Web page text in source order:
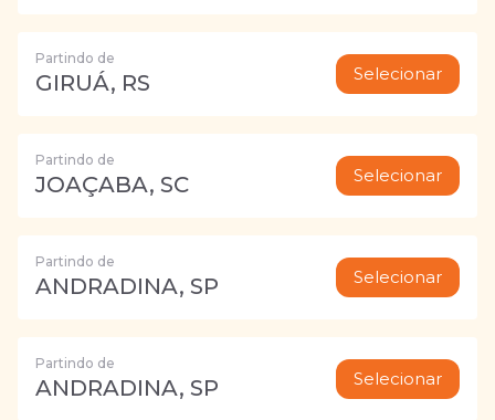
Partindo de
GIRUÁ, RS Selecionar
Partindo de
JOAÇABA, SC Selecionar
Partindo de
ANDRADINA, SP Selecionar
Partindo de
ANDRADINA, SP Selecionar